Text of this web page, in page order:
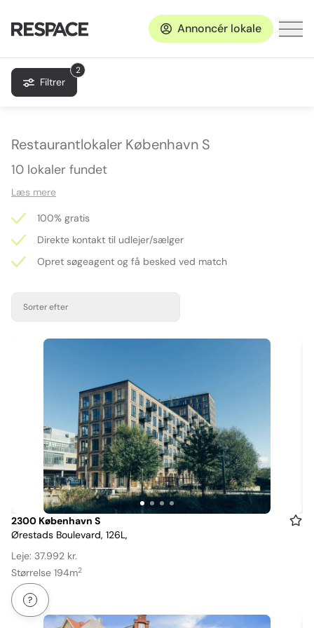
Annoncér lokale
2
Filtrer
Restaurantlokaler København S
10 lokaler fundet
Læs mere
100% gratis
Direkte kontakt til udlejer/sælger
Opret søgeagent og få besked ved match
Sorter efter
Item
1
of
4
2300 København S
Ørestads Boulevard, 126L,
Leje: 37.992 kr.
Størrelse 194m2